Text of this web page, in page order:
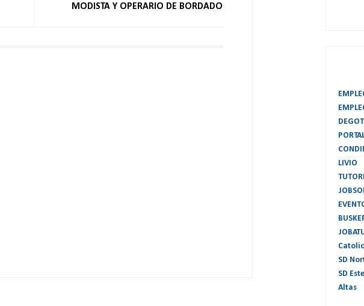
MODISTA Y OPERARIO DE BORDADO
LIVIO
SD
SD Este
Altas